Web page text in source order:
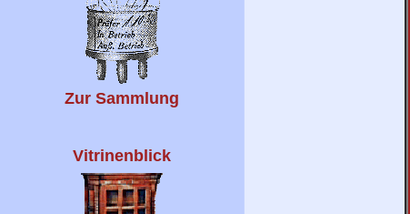
Zur Sammlung
Vitrinenblick